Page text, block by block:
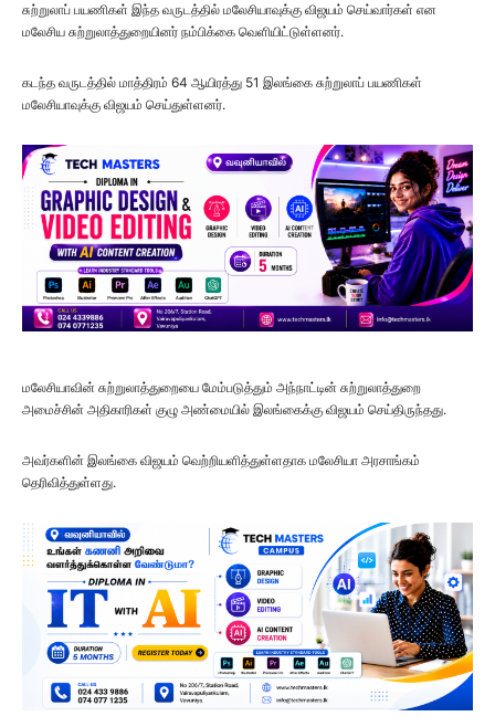
சுற்றுலாப் பயணிகள் இந்த வருடத்தில் மலேசியாவுக்கு விஜயம் செய்வார்கள் என
மலேசிய சுற்றுலாத்துறையினர் நம்பிக்கை வெளியிட்டுள்ளனர்.
கடந்த வருடத்தில் மாத்திரம் 64 ஆயிரத்து 51 இலங்கை சுற்றுலாப் பயணிகள்
மலேசியாவுக்கு விஜயம் செய்துள்ளனர்.
மலேசியாவின் சுற்றுலாத்துறையை மேம்படுத்தும் அந்நாட்டின் சுற்றுலாத்துறை
அமைச்சின் அதிகாரிகள் குழு அண்மையில் இலங்கைக்கு விஜயம் செய்திருந்தது.
அவர்களின் இலங்கை விஜயம் வெற்றியளித்துள்ளதாக மலேசியா அரசாங்கம்
தெரிவித்துள்ளது.